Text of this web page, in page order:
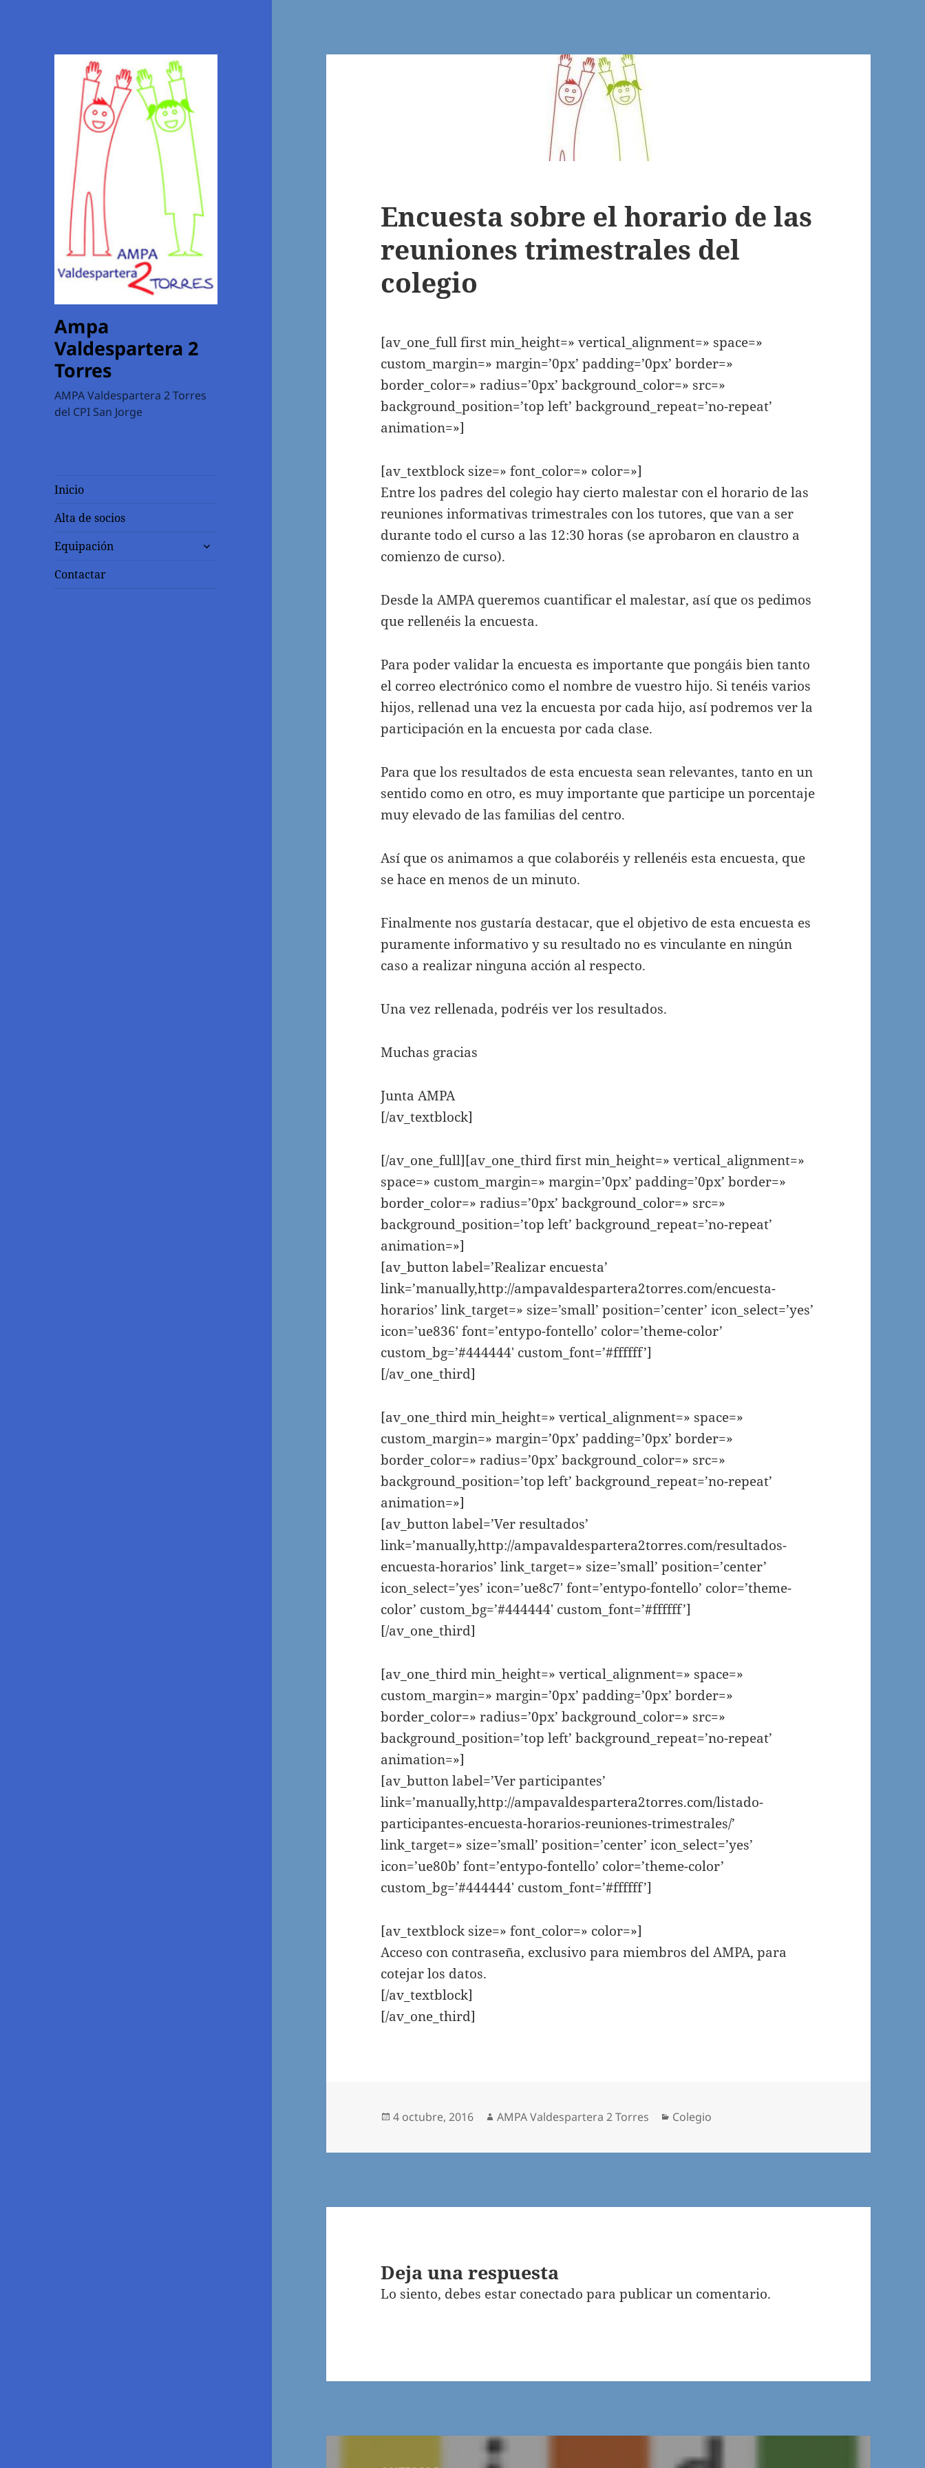
Ampa
Valdespartera 2
Torres
AMPA Valdespartera 2 Torres
del CPI San Jorge
Inicio
Alta de socios
Equipación
expande
Contactar
Encuesta sobre el horario de las
reuniones trimestrales del
colegio
[av_one_full first min_height=» vertical_alignment=» space=»
custom_margin=» margin=’0px’ padding=’0px’ border=»
border_color=» radius=’0px’ background_color=» src=»
background_position=’top left’ background_repeat=’no-repeat’
animation=»]
[av_textblock size=» font_color=» color=»]
Entre los padres del colegio hay cierto malestar con el horario de las
reuniones informativas trimestrales con los tutores, que van a ser
durante todo el curso a las 12:30 horas (se aprobaron en claustro a
comienzo de curso).
Desde la AMPA queremos cuantificar el malestar, así que os pedimos
que rellenéis la encuesta.
Para poder validar la encuesta es importante que pongáis bien tanto
el correo electrónico como el nombre de vuestro hijo. Si tenéis varios
hijos, rellenad una vez la encuesta por cada hijo, así podremos ver la
participación en la encuesta por cada clase.
Para que los resultados de esta encuesta sean relevantes, tanto en un
sentido como en otro, es muy importante que participe un porcentaje
muy elevado de las familias del centro.
Así que os animamos a que colaboréis y rellenéis esta encuesta, que
se hace en menos de un minuto.
Finalmente nos gustaría destacar, que el objetivo de esta encuesta es
puramente informativo y su resultado no es vinculante en ningún
caso a realizar ninguna acción al respecto.
Una vez rellenada, podréis ver los resultados.
Muchas gracias
Junta AMPA
[/av_textblock]
[/av_one_full][av_one_third first min_height=» vertical_alignment=»
space=» custom_margin=» margin=’0px’ padding=’0px’ border=»
border_color=» radius=’0px’ background_color=» src=»
background_position=’top left’ background_repeat=’no-repeat’
animation=»]
[av_button label=’Realizar encuesta’
link=’manually,http://ampavaldespartera2torres.com/encuesta-
horarios’ link_target=» size=’small’ position=’center’ icon_select=’yes’
icon=’ue836′ font=’entypo-fontello’ color=’theme-color’
custom_bg=’#444444′ custom_font=’#ffffff’]
[/av_one_third]
[av_one_third min_height=» vertical_alignment=» space=»
custom_margin=» margin=’0px’ padding=’0px’ border=»
border_color=» radius=’0px’ background_color=» src=»
background_position=’top left’ background_repeat=’no-repeat’
animation=»]
[av_button label=’Ver resultados’
link=’manually,http://ampavaldespartera2torres.com/resultados-
encuesta-horarios’ link_target=» size=’small’ position=’center’
icon_select=’yes’ icon=’ue8c7′ font=’entypo-fontello’ color=’theme-
color’ custom_bg=’#444444′ custom_font=’#ffffff’]
[/av_one_third]
[av_one_third min_height=» vertical_alignment=» space=»
custom_margin=» margin=’0px’ padding=’0px’ border=»
border_color=» radius=’0px’ background_color=» src=»
background_position=’top left’ background_repeat=’no-repeat’
animation=»]
[av_button label=’Ver participantes’
link=’manually,http://ampavaldespartera2torres.com/listado-
participantes-encuesta-horarios-reuniones-trimestrales/’
link_target=» size=’small’ position=’center’ icon_select=’yes’
icon=’ue80b’ font=’entypo-fontello’ color=’theme-color’
custom_bg=’#444444′ custom_font=’#ffffff’]
[av_textblock size=» font_color=» color=»]
Acceso con contraseña, exclusivo para miembros del AMPA, para
cotejar los datos.
[/av_textblock]
[/av_one_third]
Publicado
4 octubre, 2016 Autor
AMPA Valdespartera 2 Torres Categorías
Colegio
Deja una respuesta
Lo siento, debes estar conectado para publicar un comentario.